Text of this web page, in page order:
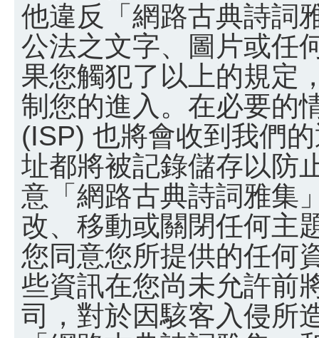
他違反「網路古典詩詞
公法之文字、圖片或任
果您觸犯了以上的規定
制您的進入。在必要的
(ISP) 也將會收到我們
址都將被記錄儲存以防
意「網路古典詩詞雅集
改、移動或關閉任何主
您同意您所提供的任何
些資訊在您尚未允許前
司，對於因駭客入侵所